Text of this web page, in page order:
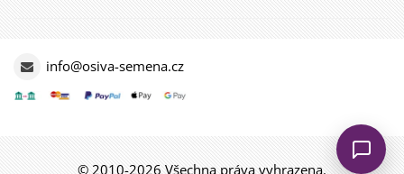
info@osiva-semena.cz
© 2010-2026 Všechna práva vyhrazena.